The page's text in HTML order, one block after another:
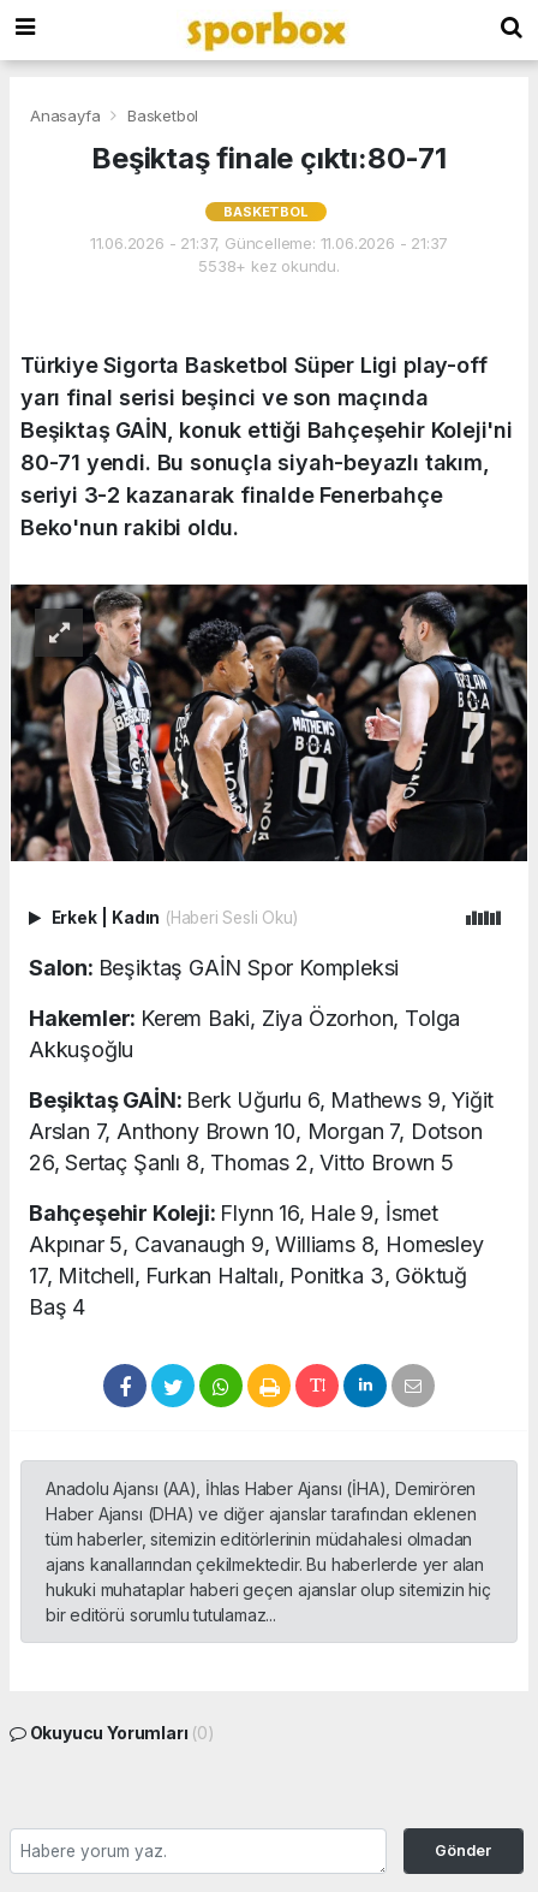
Anasayfa Basketbol
Beşiktaş finale çıktı:80-71
BASKETBOL
11.06.2026 - 21:37, Güncelleme: 11.06.2026 - 21:37
5538+ kez okundu.
Türkiye Sigorta Basketbol Süper Ligi play-off
yarı final serisi beşinci ve son maçında
Beşiktaş GAİN, konuk ettiği Bahçeşehir Koleji'ni
80-71 yendi. Bu sonuçla siyah-beyazlı takım,
seriyi 3-2 kazanarak finalde Fenerbahçe
Beko'nun rakibi oldu.
Erkek Kadın (Haberi Sesli Oku)
Salon: Beşiktaş GAİN Spor Kompleksi
Hakemler: Kerem Baki, Ziya Özorhon, Tolga
Akkuşoğlu
Beşiktaş GAİN: Berk Uğurlu 6, Mathews 9, Yiğit
Arslan 7, Anthony Brown 10, Morgan 7, Dotson
26, Sertaç Şanlı 8, Thomas 2, Vitto Brown 5
Bahçeşehir Koleji: Flynn 16, Hale 9, İsmet
Akpınar 5, Cavanaugh 9, Williams 8, Homesley
17, Mitchell, Furkan Haltalı, Ponitka 3, Göktuğ
Baş 4
Anadolu Ajansı (AA), İhlas Haber Ajansı (İHA), Demirören
Haber Ajansı (DHA) ve diğer ajanslar tarafından eklenen
tüm haberler, sitemizin editörlerinin müdahalesi olmadan
ajans kanallarından çekilmektedir. Bu haberlerde yer alan
hukuki muhataplar haberi geçen ajanslar olup sitemizin hiç
bir editörü sorumlu tutulamaz...
Okuyucu Yorumları (0)
Gönder